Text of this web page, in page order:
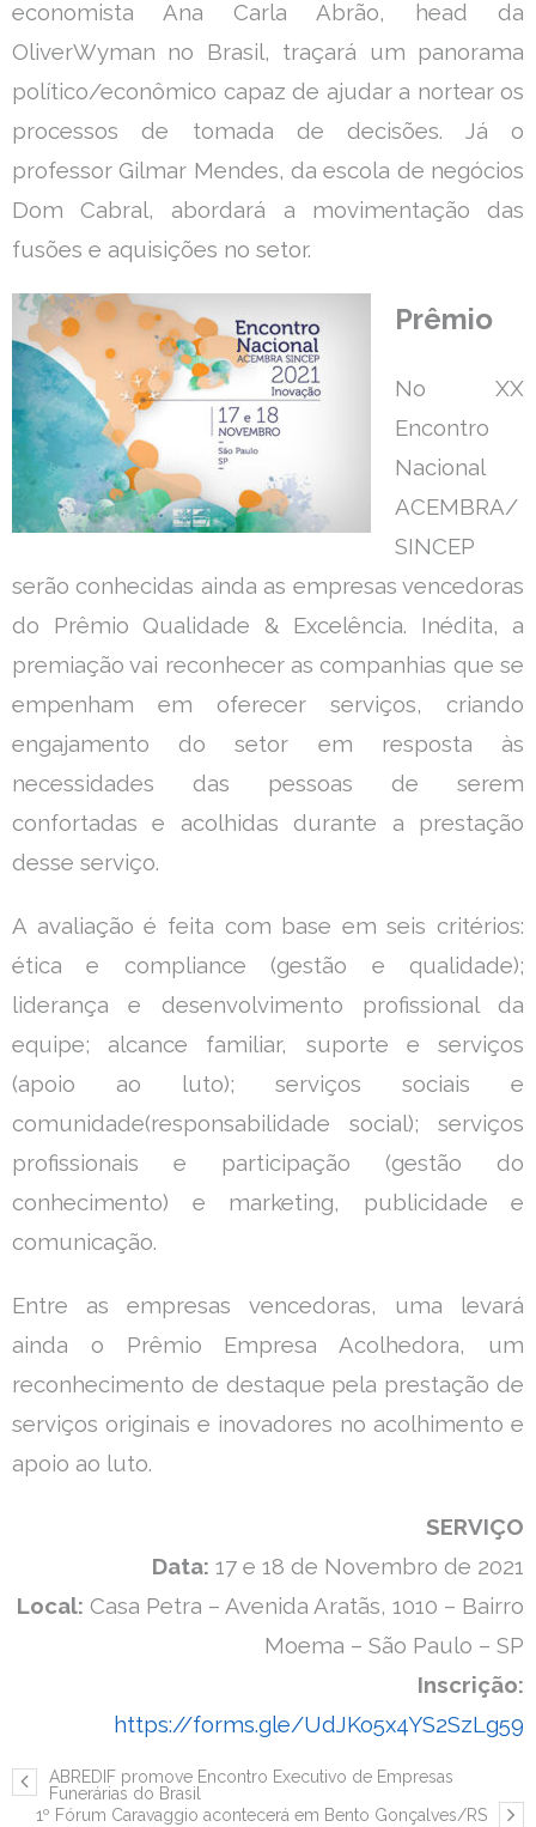
economista Ana Carla Abrão, head da
OliverWyman no Brasil, traçará um panorama
político/econômico capaz de ajudar a nortear os
processos de tomada de decisões. Já o
professor Gilmar Mendes, da escola de negócios
Dom Cabral, abordará a movimentação das
fusões e aquisições no setor.
Prêmio
No XX
Encontro
Nacional
ACEMBRA/
SINCEP
serão conhecidas ainda as empresas vencedoras
do Prêmio Qualidade & Excelência. Inédita, a
premiação vai reconhecer as companhias que se
empenham em oferecer serviços, criando
engajamento do setor em resposta às
necessidades das pessoas de serem
confortadas e acolhidas durante a prestação
desse serviço.
A avaliação é feita com base em seis critérios:
ética e compliance (gestão e qualidade);
liderança e desenvolvimento profissional da
equipe; alcance familiar, suporte e serviços
(apoio ao luto); serviços sociais e
comunidade(responsabilidade social); serviços
profissionais e participação (gestão do
conhecimento) e marketing, publicidade e
comunicação.
Entre as empresas vencedoras, uma levará
ainda o Prêmio Empresa Acolhedora, um
reconhecimento de destaque pela prestação de
serviços originais e inovadores no acolhimento e
apoio ao luto.
SERVIÇO
Data: 17 e 18 de Novembro de 2021
Local: Casa Petra – Avenida Aratãs, 1010 – Bairro
Moema – São Paulo – SP
Inscrição:
https://forms.gle/UdJKo5x4YS2SzLg59
ABREDIF promove Encontro Executivo de Empresas
Funerárias do Brasil
1º Fórum Caravaggio acontecerá em Bento Gonçalves/RS